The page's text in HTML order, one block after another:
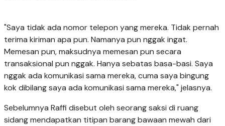
"Saya tidak ada nomor telepon yang mereka. Tidak pernah
terima kiriman apa pun. Namanya pun nggak ingat.
Memesan pun, maksudnya memesan pun secara
transaksional pun nggak. Hanya sebatas basa-basi. Saya
nggak ada komunikasi sama mereka, cuma saya bingung
kok dibilang saya ada komunikasi sama mereka," jelasnya.
Sebelumnya Raffi disebut oleh seorang saksi di ruang
sidang mendapatkan titipan barang bawaan mewah dari